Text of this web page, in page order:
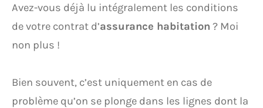
Avez-vous déjà lu intégralement les conditions
de votre contrat d’assurance habitation ? Moi
non plus !
Bien souvent, c’est uniquement en cas de
problème qu’on se plonge dans les lignes dont la